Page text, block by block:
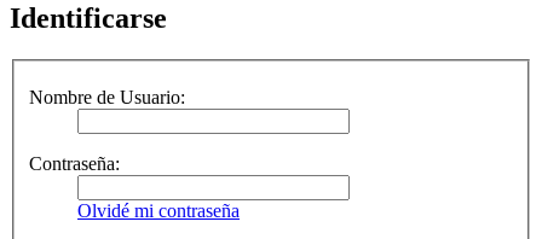
Identificarse
Nombre de Usuario:
Contraseña:
Olvidé mi contraseña